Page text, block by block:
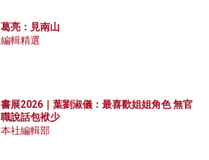
葛亮：見南山
編輯精選
書展2026｜葉劉淑儀：最喜歡姐姐角色 無官
職說話包袱少
本社編輯部